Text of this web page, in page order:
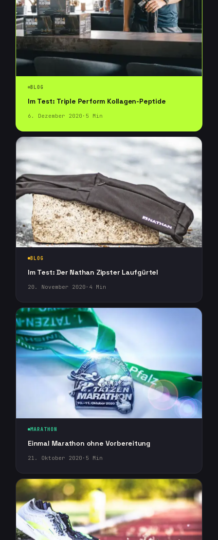
BLOG
Im Test: Triple Perform Kollagen-Peptide
6. Dezember 2020 · 5 Min
BLOG
Im Test: Der Nathan Zipster Laufgürtel
20. November 2020 · 4 Min
MARATHON
Einmal Marathon ohne Vorbereitung
21. Oktober 2020 · 5 Min